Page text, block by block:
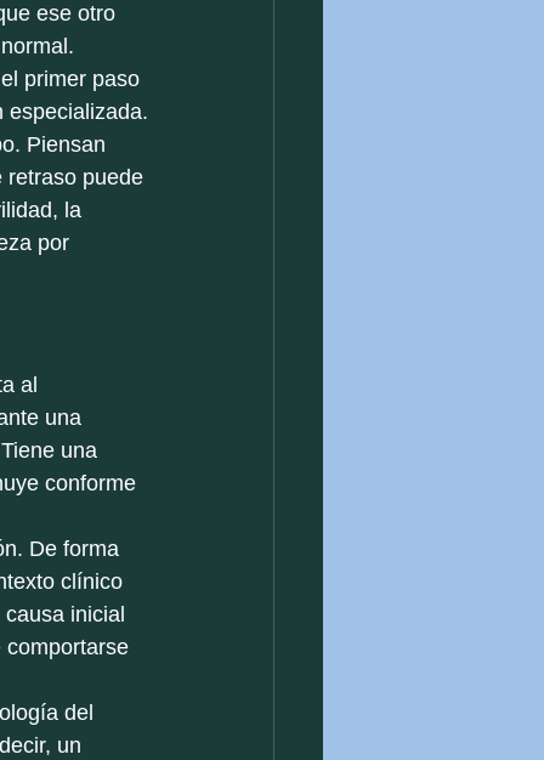
ese otro
primer paso
especializada.
Piensan
retraso puede
la
por
al
una
una
conforme
De forma
clínico
inicial
comportarse
del
un